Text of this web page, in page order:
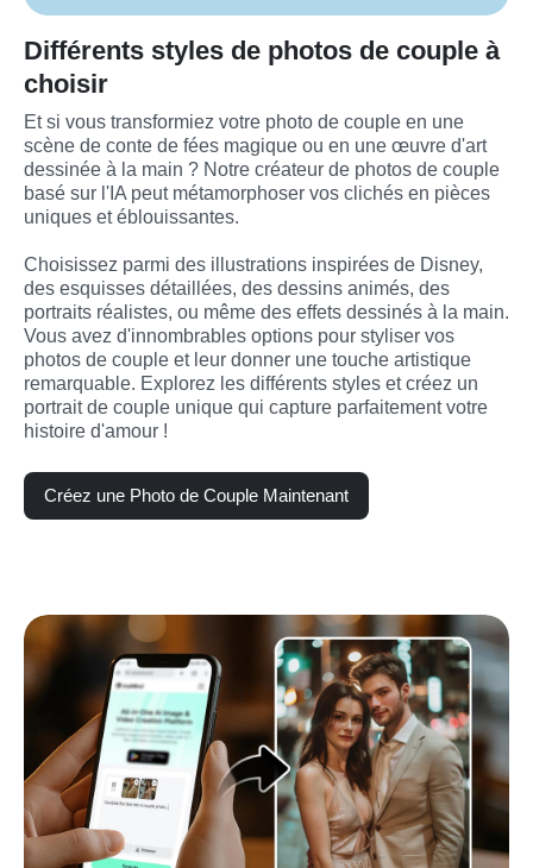
Différents styles de photos de couple à
choisir
Et si vous transformiez votre photo de couple en une
scène de conte de fées magique ou en une œuvre d'art
dessinée à la main ? Notre créateur de photos de couple
basé sur l'IA peut métamorphoser vos clichés en pièces
uniques et éblouissantes.
Choisissez parmi des illustrations inspirées de Disney,
des esquisses détaillées, des dessins animés, des
portraits réalistes, ou même des effets dessinés à la main.
Vous avez d'innombrables options pour styliser vos
photos de couple et leur donner une touche artistique
remarquable. Explorez les différents styles et créez un
portrait de couple unique qui capture parfaitement votre
histoire d'amour !
Créez une Photo de Couple Maintenant